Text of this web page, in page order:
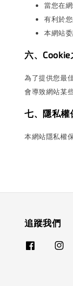
當您在
有利於您
本網站
六、Cookie
為了提供您最
會導致網站某
七、隱私權
本網站隱私權
追蹤我們